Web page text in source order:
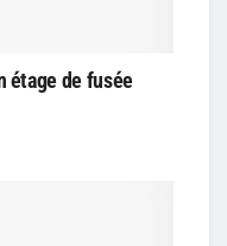
étage de fusée